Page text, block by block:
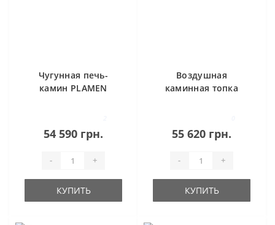
Чугунная печь-
камин PLAMEN
54 590 грн.
- +
КУПИТЬ
Воздушная
каминная топка
55 620 грн.
- +
КУПИТЬ